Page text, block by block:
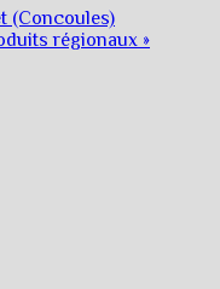
(Concoules)
régionaux »